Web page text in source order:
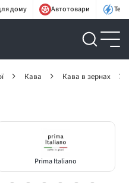
дому Автотовари
Кава Кава в зернах
Prima Italiano